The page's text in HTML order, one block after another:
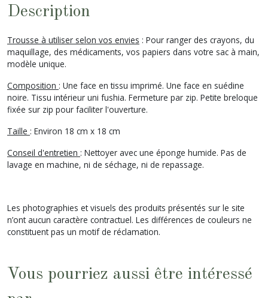
Description
Trousse à utiliser selon vos envies : Pour ranger des crayons, du
maquillage, des médicaments, vos papiers dans votre sac à main,
modèle unique.
Composition : Une face en tissu imprimé. Une face en suédine
noire. Tissu intérieur uni fushia. Fermeture par zip. Petite breloque
fixée sur zip pour faciliter l'ouverture.
Taille : Environ 18 cm x 18 cm
Conseil d'entretien : Nettoyer avec une éponge humide. Pas de
lavage en machine, ni de séchage, ni de repassage.
Les photographies et visuels des produits présentés sur le site
n’ont aucun caractère contractuel. Les différences de couleurs ne
constituent pas un motif de réclamation.
Vous pourriez aussi être intéressé